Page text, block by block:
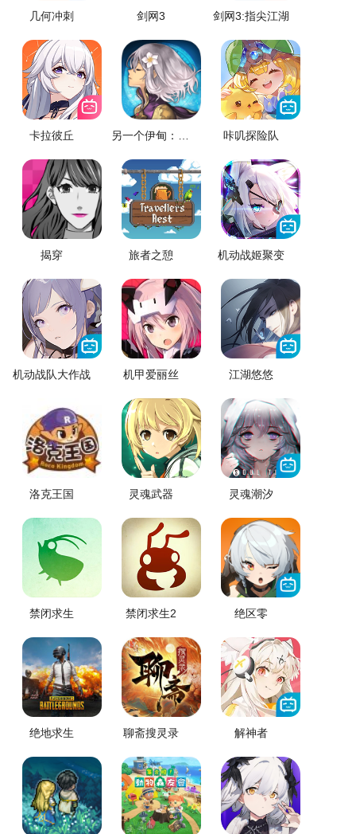
几何冲刺 剑网3 剑网3:指尖江湖
卡拉彼丘 另一个伊甸：超越时空的猫 咔叽探险队
揭穿 旅者之憩 机动战姬聚变
机动战队大作战 机甲爱丽丝 江湖悠悠
洛克王国 灵魂武器 灵魂潮汐
禁闭求生 禁闭求生2 绝区零
绝地求生 聊斋搜灵录 解神者